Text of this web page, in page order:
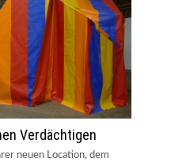
Verdächtigen
neuen Location, dem